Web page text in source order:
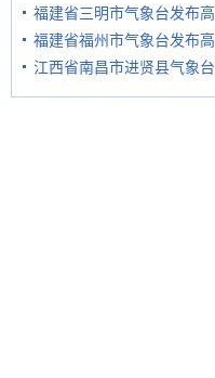
福建省三明市气象台发布
福建省福州市气象台发布
江西省南昌市进贤县气象